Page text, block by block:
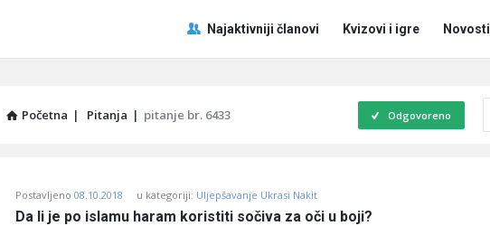
Pitaj
Učene
Navigacija
Najaktivniji članovi Kvizovi i igre Novosti
Početna | Pitanja | pitanje br. 6433 Odgovoreno
Učene
Postavljeno 08.10.2018 u kategoriji: Uljepšavanje Ukrasi Nakit
Da li je po islamu haram koristiti sočiva za oči u boji?